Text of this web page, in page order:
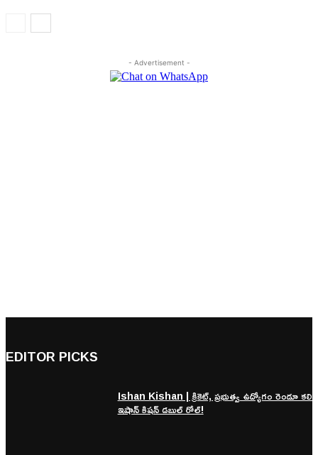
- Advertisement -
EDITOR PICKS
Ishan Kishan | క్రికెట్, ప్రభుత్వ ఉద్యోగం రెండూ
ఇషాన్ కిషన్ డబుల్ రోల్!